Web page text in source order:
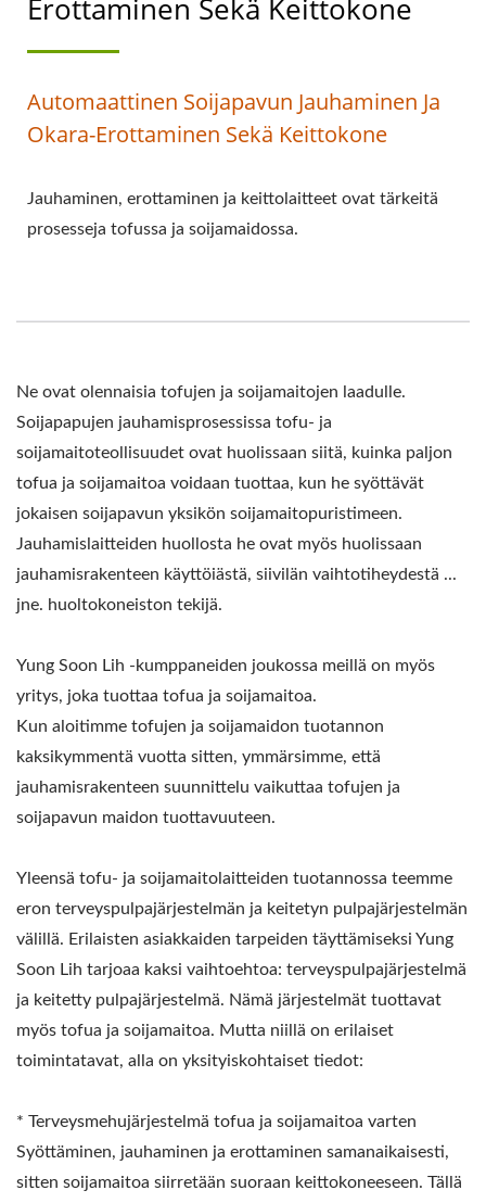
Erottaminen Sekä Keittokone
Automaattinen Soijapavun Jauhaminen Ja
Okara-Erottaminen Sekä Keittokone
Jauhaminen, erottaminen ja keittolaitteet ovat tärkeitä
prosesseja tofussa ja soijamaidossa.
Ne ovat olennaisia tofujen ja soijamaitojen laadulle.
Soijapapujen jauhamisprosessissa tofu- ja
soijamaitoteollisuudet ovat huolissaan siitä, kuinka paljon
tofua ja soijamaitoa voidaan tuottaa, kun he syöttävät
jokaisen soijapavun yksikön soijamaitopuristimeen.
Jauhamislaitteiden huollosta he ovat myös huolissaan
jauhamisrakenteen käyttöiästä, siivilän vaihtotiheydestä ...
jne. huoltokoneiston tekijä.
Yung Soon Lih -kumppaneiden joukossa meillä on myös
yritys, joka tuottaa tofua ja soijamaitoa.
Kun aloitimme tofujen ja soijamaidon tuotannon
kaksikymmentä vuotta sitten, ymmärsimme, että
jauhamisrakenteen suunnittelu vaikuttaa tofujen ja
soijapavun maidon tuottavuuteen.
Yleensä tofu- ja soijamaitolaitteiden tuotannossa teemme
eron terveyspulpajärjestelmän ja keitetyn pulpajärjestelmän
välillä. Erilaisten asiakkaiden tarpeiden täyttämiseksi Yung
Soon Lih tarjoaa kaksi vaihtoehtoa: terveyspulpajärjestelmä
ja keitetty pulpajärjestelmä. Nämä järjestelmät tuottavat
myös tofua ja soijamaitoa. Mutta niillä on erilaiset
toimintatavat, alla on yksityiskohtaiset tiedot:
* Terveysmehujärjestelmä tofua ja soijamaitoa varten
Syöttäminen, jauhaminen ja erottaminen samanaikaisesti,
sitten soijamaitoa siirretään suoraan keittokoneeseen. Tällä